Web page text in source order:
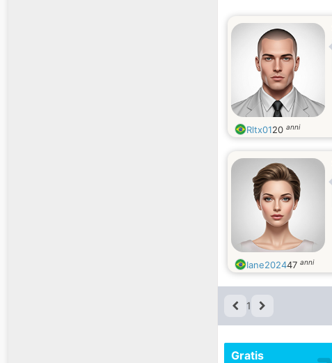
Rltx0120 anni
Iane202447 anni
1
Gratis